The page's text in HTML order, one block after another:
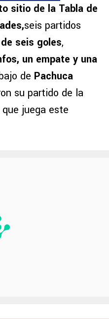
sitio de la Tabla de
seis partidos
seis goles,
un empate y una
de Pachuca
su partido de la
que juega este